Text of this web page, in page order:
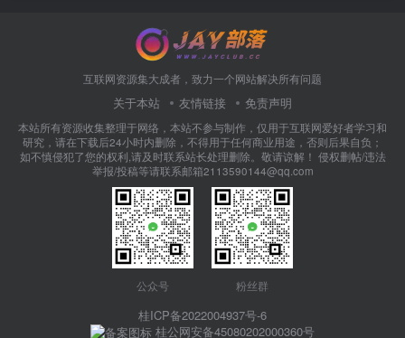
互联网资源集大成者，致力一个网站解决所有问题
关于本站 友情链接 免责声明
本站所有资源收集整理于网络，本站不参与制作，仅用于互联网爱好者学习和
研究，请在下载后24小时内删除，不得用于任何商业用途，否则后果自负；
如不慎侵犯了您的权利,请及时联系站长处理删除。敬请谅解！ 侵权删帖/违法
举报/投稿等请联系邮箱2113590144@qq.com
公众号 粉丝群
桂ICP备2022004937号-6
桂公网安备45080202000360号